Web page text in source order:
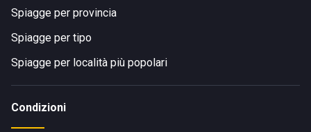
Spiagge per provincia
Spiagge per tipo
Spiagge per località più popolari
Condizioni